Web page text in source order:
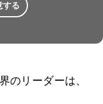
する
のリーダーは、